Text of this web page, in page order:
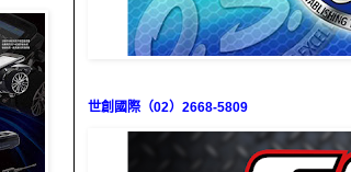
世創國際（02）2668-5809